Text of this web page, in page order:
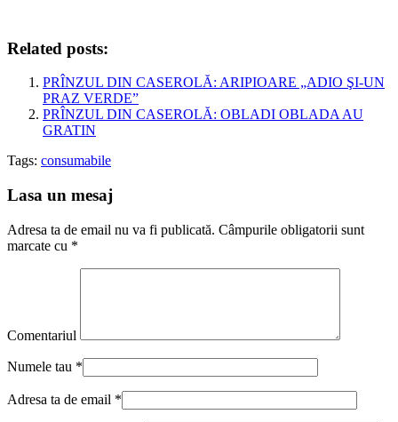
Related posts:
PRÎNZUL DIN CASEROLĂ: ARIPIOARE „ADIO ŞI-UN
PRAZ VERDE”
PRÎNZUL DIN CASEROLĂ: OBLADI OBLADA AU
GRATIN
Tags: consumabile
Lasa un mesaj
Adresa ta de email nu va fi publicată. Câmpurile obligatorii sunt
marcate cu *
Comentariul
Numele tau *
Adresa ta de email *